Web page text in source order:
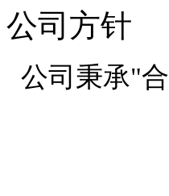
公司方针
公司秉承"